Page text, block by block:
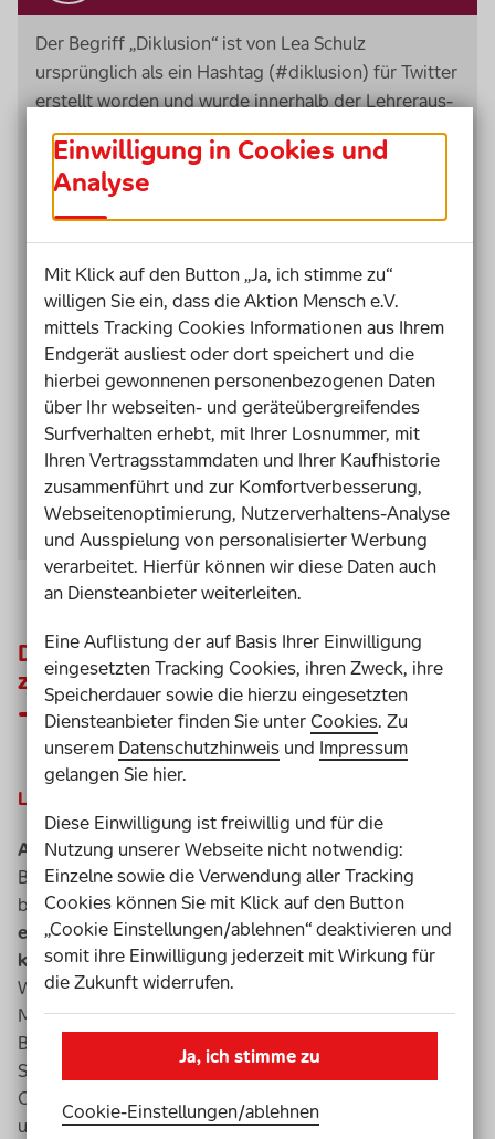
Der Begriff „Diklusion“ ist von Lea Schulz
ursprünglich als ein Hashtag (#diklusion) für Twitter
erstellt worden und wurde innerhalb der Lehreraus-
und -fortbildung später zum Kern ihrer Arbeit,
sowohl in der ersten als auch zweiten und dritten
Phase der Lehramtsausbildung für inklusive
Schulsettings. Diklusiver Unterricht beinhaltet nicht
nur die Nutzung digitaler Medien zur Erhöhung der
Teilhabe aller Schüler*innen am Unterricht, sondern
dient auch in der Unterrichtsvor- und -
nachbereitung der Lehrkraft als ein Mittel zur
Optimierung der Qualität eines Unterrichts, der
sowohl inklusiven wie auch digitalen
Notwendigkeiten und Erfordernissen Rechnung
trägt.
(Lea Schulz: Diklusion – Lehren mit Hilfe digitaler
Tools
in inklusiven Lernsettings, Raabe Verlag 2021,
S. 4)
Die Potenziale lassen sich gebündelt
zusammenfassen:
Lernen durch digitale Medien
Assistive Technologienermöglichen Menschen mit
Beeinträchtigungen den Zugang zur digitalen Welt und
bietenvielfältige Möglichkeiten, barrierefreier und
eigenständiger am digitalen Geschehen teilhaben zu
können.Das betrifft vor allem die Bedienung,
Wahrnehmung und Verständlichkeit von digitalen
Medien. Anwendungen wie Augensteuerung,
Bildschirmvergrößerung,
Spracheingabe, Schreibunterstützung,
Orientierungshilfen oder barrierefreie Lernprogramme
unterstützen hierbei einen gleichberechtigten Zugang.
Einwilligung in Cookies und
Analyse
Mit Klick auf den Button „Ja, ich stimme zu“
willigen Sie ein, dass die Aktion Mensch e.V.
mittels Tracking Cookies Informationen aus Ihrem
Endgerät ausliest oder dort speichert und die
hierbei gewonnenen personenbezogenen Daten
über Ihr webseiten- und geräteübergreifendes
Surfverhalten erhebt, mit Ihrer Losnummer, mit
Ihren Vertragsstammdaten und Ihrer Kaufhistorie
zusammenführt und zur Komfortverbesserung,
Webseitenoptimierung, Nutzerverhaltens-Analyse
und Ausspielung von personalisierter Werbung
verarbeitet. Hierfür können wir diese Daten auch
an Diensteanbieter weiterleiten.
Eine Auflistung der auf Basis Ihrer Einwilligung
eingesetzten Tracking Cookies, ihren Zweck, ihre
Speicherdauer sowie die hierzu eingesetzten
Diensteanbieter finden Sie unterCookies. Zu
unserem Datenschutzhinweis und Impressum
gelangen Sie hier.
Diese Einwilligung ist freiwillig und für die
Nutzung unserer Webseite nicht notwendig:
Einzelne sowie die Verwendung aller Tracking
Cookies können Sie mit Klick auf den Button
„Cookie Einstellungen/ablehnen“ deaktivieren und
somit ihre Einwilligung jederzeit mit Wirkung für
die Zukunft widerrufen.
Ja, ich stimme zu
Cookie-Einstellungen­/­ablehnen